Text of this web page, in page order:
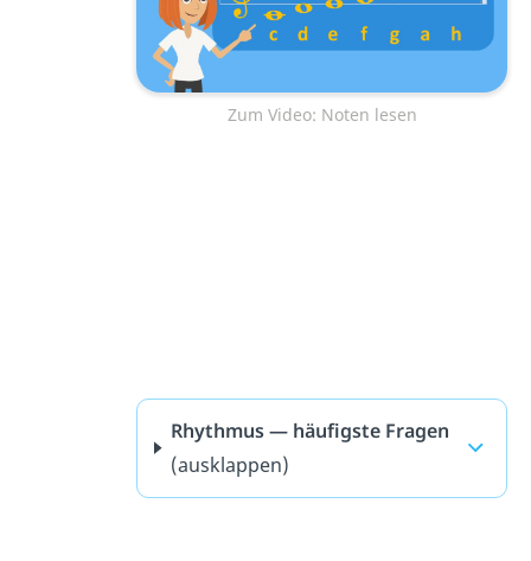
Zum Video: Noten lesen
Rhythmus — häufigste Fragen
(ausklappen)